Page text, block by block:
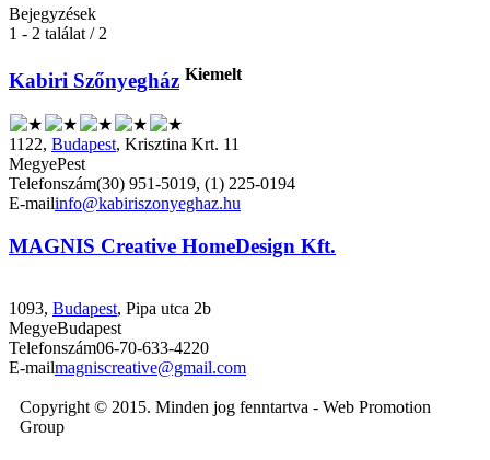
Bejegyzések
1 - 2 találat / 2
Kabiri Szőnyegház Kiemelt
1122, Budapest, Krisztina Krt. 11
MegyePest
Telefonszám(30) 951-5019, (1) 225-0194
E-mailinfo@kabiriszonyeghaz.hu
MAGNIS Creative HomeDesign Kft.
1093, Budapest, Pipa utca 2b
MegyeBudapest
Telefonszám06-70-633-4220
E-mailmagniscreative@gmail.com
Copyright © 2015. Minden jog fenntartva - Web Promotion
Group